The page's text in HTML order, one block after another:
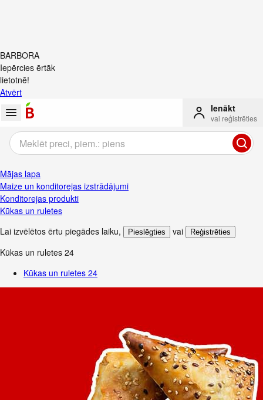
BARBORA
Iepērcies ērtāk
lietotnē!
Atvērt
Ienākt
vai reģistrēties
Mājas lapa
Maize un konditorejas izstrādājumi
Konditorejas produkti
Kūkas un ruletes
Lai izvēlētos ērtu piegādes laiku, Pieslēgties vai Reģistrēties
Kūkas un ruletes 24
Kūkas un ruletes 24